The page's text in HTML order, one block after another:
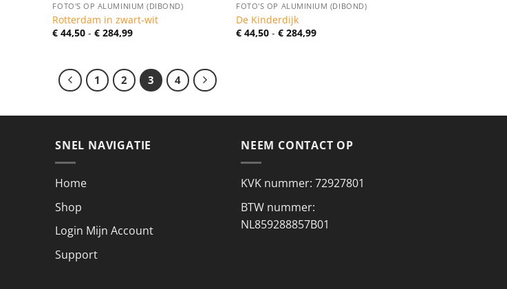
FOTO'S OP ALUMINIUM (DIBOND)
Rotterdam in zwart-wit
€ 44,50 - € 284,99Prijsklasse:
FOTO'S OP ALUMINIUM (DIBOND)
De Kinderdijk
€ 44,50 - € 284,99Prijsklasse:
1 2 3 4
SNEL NAVIGATIE
Home
Shop
Login Mijn Account
Support
NEEM CONTACT OP
KVK nummer: 72927801
BTW nummer:
NL859288857B01